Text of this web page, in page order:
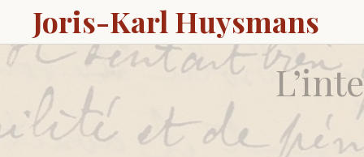
Joris-Karl Huysmans